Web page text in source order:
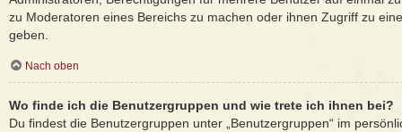
zu Moderatoren eines Bereichs zu machen oder ihnen Zugriff zu
geben.
Nach oben
Wo finde ich die Benutzergruppen und wie trete ich ihnen bei?
Du findest die Benutzergruppen unter „Benutzergruppen“ im